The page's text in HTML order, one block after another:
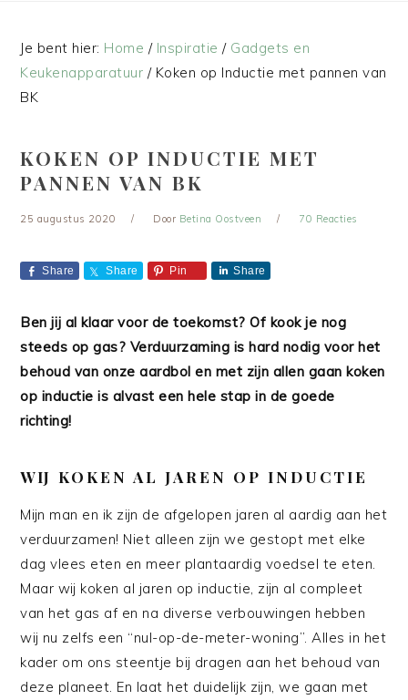
Je bent hier: Home / Inspiratie / Gadgets en
Keukenapparatuur /Koken op Inductie met pannen van
BK
KOKEN OP INDUCTIE MET
PANNEN VAN BK
25 augustus 2020 Door Betina Oostveen 70 Reacties
Share Share Pin Share
Ben jij al klaar voor de toekomst? Of kook je nog
steeds op gas? Verduurzaming is hard nodig voor het
behoud van onze aardbol en met zijn allen gaan koken
op inductie is alvast een hele stap in de goede
richting!
WIJ KOKEN AL JAREN OP INDUCTIE
Mijn man en ik zijn de afgelopen jaren al aardig aan het
verduurzamen! Niet alleen zijn we gestopt met elke
dag vlees eten en meer plantaardig voedsel te eten.
Maar wij koken al jaren op inductie, zijn al compleet
van het gas af en na diverse verbouwingen hebben
wij nu zelfs een “nul-op-de-meter-woning”. Alles in het
kader om ons steentje bij dragen aan het behoud van
deze planeet. En laat het duidelijk zijn, we gaan met